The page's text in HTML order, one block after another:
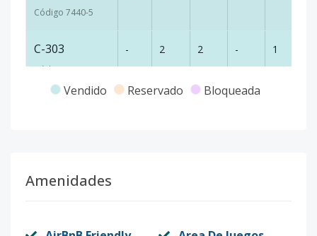
Código 7440-5
C-303
Código7440-6
- 2 2 - 1
Código 7440-10
Vendido Reservado Bloqueada
Amenidades